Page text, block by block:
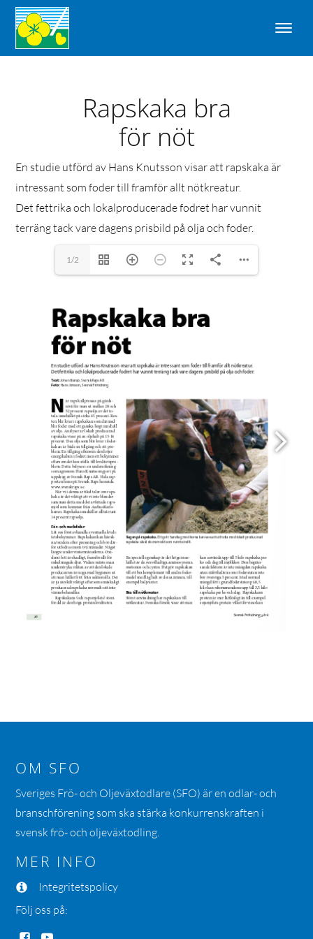
Rapskaka bra
för nöt
En studie utförd av Hans Knutsson visar att rapskaka är
intressant som foder till framför allt nötkreatur.
Det fettrika och lokalproducerade fodret har vunnit
terräng tack vare dagens prisbild på olja och foder.
1/2
OM SFO
Sveriges Frö- och Oljeväxtodlare (SFO) är en odlar- och
branschförening som ska stärka konkurrenskraften i
svensk frö- och oljeväxtodling.
MER INFO
Integritetspolicy
Följ oss på: